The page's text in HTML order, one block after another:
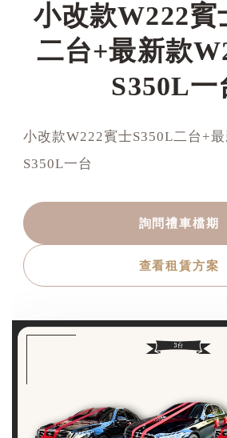
小改款W222賓
二台+最新款
S350L一
小改款W222賓士S350L二台+
S350L一台
詢問禮車檔期
查看租賃方案